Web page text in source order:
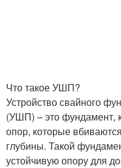
Что такое УШП?
Устройство свайного
(УШП) – это фундамент,
опор, которые
глубины. Такой
устойчивую опору для